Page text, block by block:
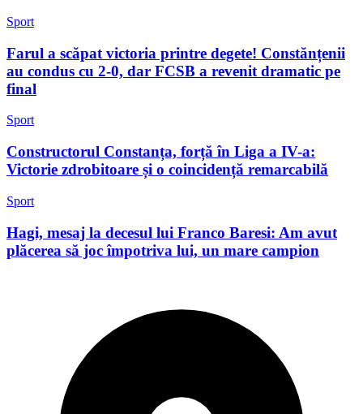
Sport
Farul a scăpat victoria printre degete! Constănțenii
au condus cu 2-0, dar FCSB a revenit dramatic pe
final
Sport
Constructorul Constanța, forță în Liga a IV-a:
Victorie zdrobitoare și o coincidență remarcabilă
Sport
Hagi, mesaj la decesul lui Franco Baresi: Am avut
plăcerea să joc împotriva lui, un mare campion